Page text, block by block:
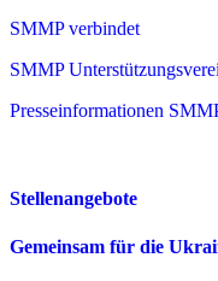
SMMP verbindet
SMMP
Presseinformationen
Stellenangebote
Gemeinsam für die